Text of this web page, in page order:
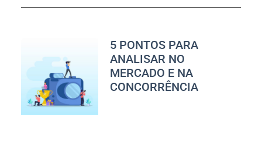
5 PONTOS PARA
ANALISAR NO
MERCADO E NA
CONCORRÊNCIA